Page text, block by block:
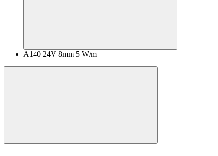
A140 24V 8mm 5 W/m